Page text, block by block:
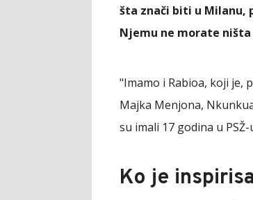
šta znači biti u Milanu,
Njemu ne morate
"Imamo i Rabioa, koji je,
Majka Menjona,
su imali 17 godina u
Ko je